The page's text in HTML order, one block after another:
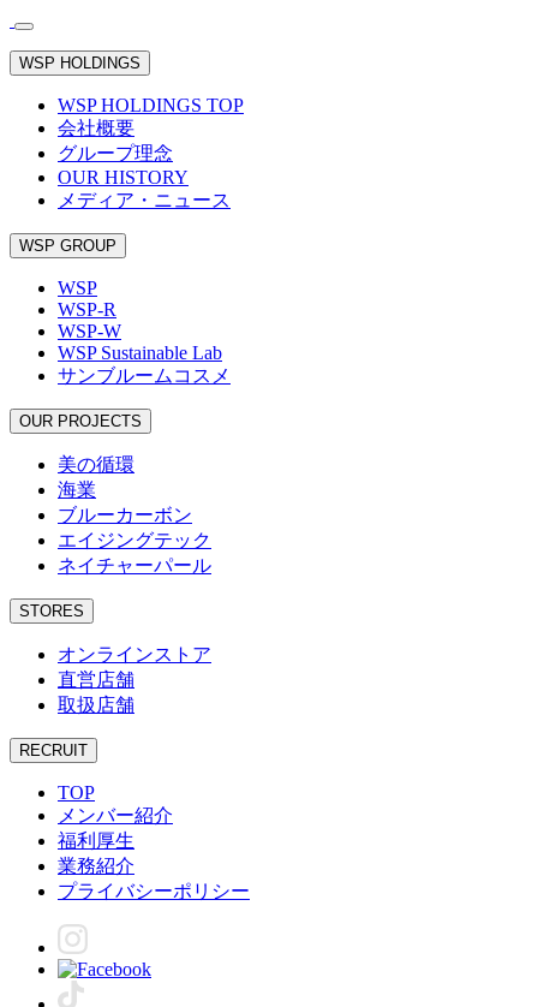
WSP HOLDINGS
WSP HOLDINGS TOP
会社概要
グループ理念
OUR HISTORY
メディア・ニュース
WSP GROUP
WSP
WSP-R
WSP-W
WSP Sustainable Lab
サンブルームコスメ
OUR PROJECTS
美の循環
海業
ブルーカーボン
エイジングテック
ネイチャーパール
STORES
オンラインストア
直営店舗
取扱店舗
RECRUIT
TOP
メンバー紹介
福利厚生
業務紹介
プライバシーポリシー